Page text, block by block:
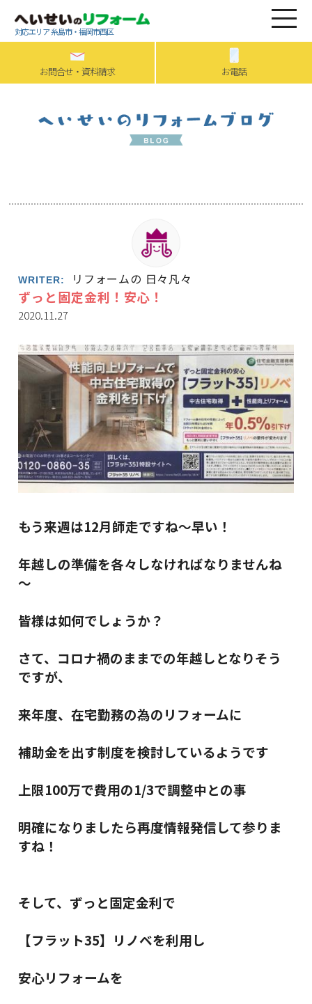
対応エリア 糸島市・福岡市西区
お問合せ・資料請求 お電話
WRITER: リフォームの 日々凡々
ずっと固定金利！安心！
2020.11.27
もう来週は12月師走ですね～早い！
年越しの準備を各々しなければなりませんね
～
皆様は如何でしょうか？
さて、コロナ禍のままでの年越しとなりそう
ですが、
来年度、在宅勤務の為のリフォームに
補助金を出す制度を検討しているようです
上限100万で費用の1/3で調整中との事
明確になりましたら再度情報発信して参りま
すね！
そして、ずっと固定金利で
【フラット35】リノベを利用し
安心リフォームを